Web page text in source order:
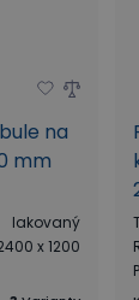
na
mm
lakovaný
x 1200